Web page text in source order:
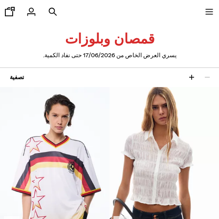
قمصان وبلوزات
يسري العرض الخاص من 17/06/2026 حتى نفاد الكمية.
تصفية
تخفيضات جزئية من 50% إلى 70%
CURATED BY
COMBO WINS %
عرض الكل
جاكيتات